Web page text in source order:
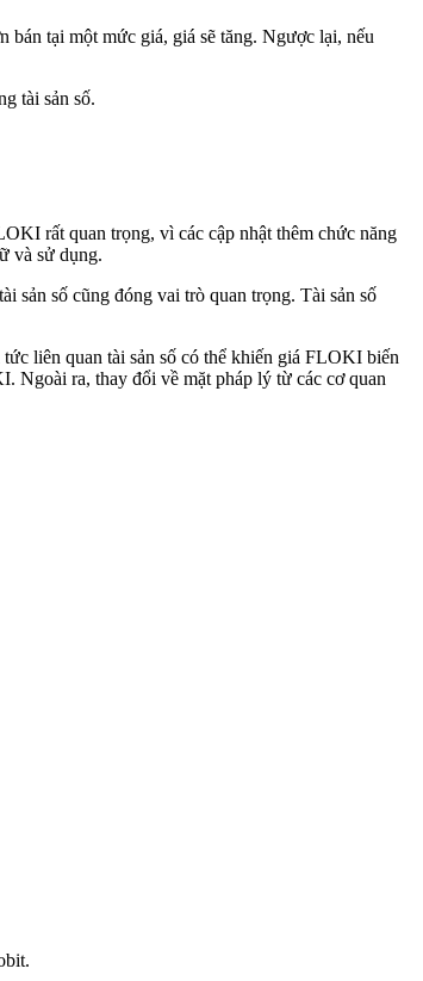
tại một mức giá, giá sẽ tăng. Ngược lại, nếu
tài sản số.
rất quan trọng, vì các cập nhật thêm chức năng
và sử dụng.
sản số cũng đóng vai trò quan trọng. Tài sản số
liên quan tài sản số có thể khiến giá FLOKI biến
Ngoài ra, thay đổi về mặt pháp lý từ các cơ quan